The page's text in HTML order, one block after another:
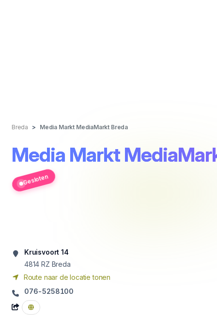
Breda Media Markt MediaMarkt Breda
Media Markt
Gesloten
Kruisvoort 14
4814 RZ Breda
Route naar de locatie tonen
076-5258100